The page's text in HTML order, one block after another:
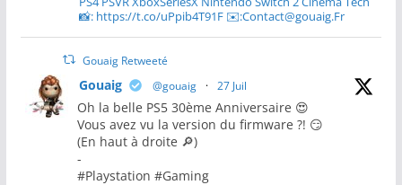
📸: https://t.co/uPpib4T91F ✉️:Contact@gouaig.Fr
Gouaig Retweeté
Gouaig @gouaig · 27 Juil
Oh la belle PS5 30ème Anniversaire 😍
Vous avez vu la version du firmware ?! 😏
(En haut à droite 🔎)
-
#Playstation #Gaming